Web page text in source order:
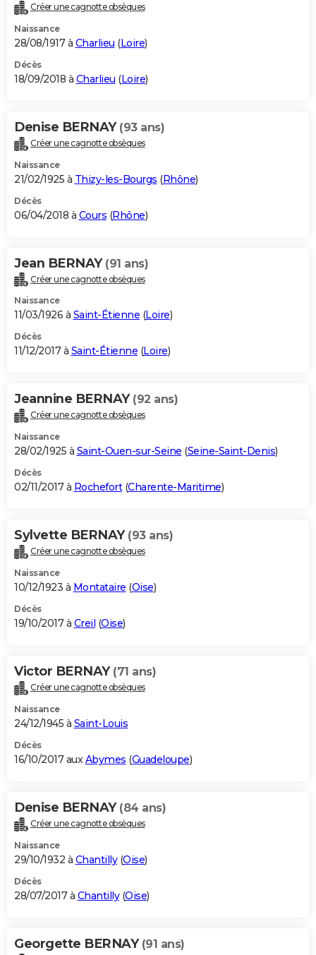
Créer une cagnotte obsèques
Naissance
28/08/1917 à Charlieu (Loire)
Décès
18/09/2018 à Charlieu (Loire)
Denise BERNAY (93 ans)
Créer une cagnotte obsèques
Naissance
21/02/1925 à Thizy-les-Bourgs (Rhône)
Décès
06/04/2018 à Cours (Rhône)
Jean BERNAY (91 ans)
Créer une cagnotte obsèques
Naissance
11/03/1926 à Saint-Étienne (Loire)
Décès
11/12/2017 à Saint-Étienne (Loire)
Jeannine BERNAY (92 ans)
Créer une cagnotte obsèques
Naissance
28/02/1925 à Saint-Ouen-sur-Seine (Seine-Saint-Denis)
Décès
02/11/2017 à Rochefort(Charente-Maritime)
Sylvette BERNAY (93 ans)
Créer une cagnotte obsèques
Naissance
10/12/1923 à Montataire (Oise)
Décès
19/10/2017 à Creil (Oise)
Victor BERNAY (71 ans)
Créer une cagnotte obsèques
Naissance
24/12/1945 à Saint-Louis
Décès
16/10/2017 auxAbymes (Guadeloupe)
Denise BERNAY (84 ans)
Créer une cagnotte obsèques
Naissance
29/10/1932 à Chantilly(Oise)
Décès
28/07/2017 à Chantilly(Oise)
Georgette BERNAY (91 ans)